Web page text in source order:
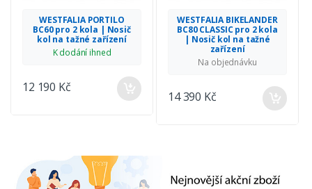
WESTFALIA PORTILO
BC60 pro 2 kola | Nosič
kol na tažné zařízení
K dodání ihned
12 190 Kč
WESTFALIA BIKELANDER
BC80 CLASSIC pro 2 kola
| Nosič kol na tažné
zařízení
Na objednávku
14 390 Kč